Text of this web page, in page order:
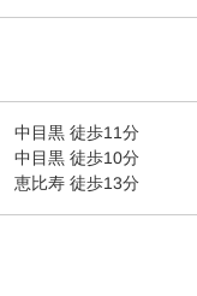
中目黒 徒歩11分
中目黒 徒歩10分
恵比寿 徒歩13分